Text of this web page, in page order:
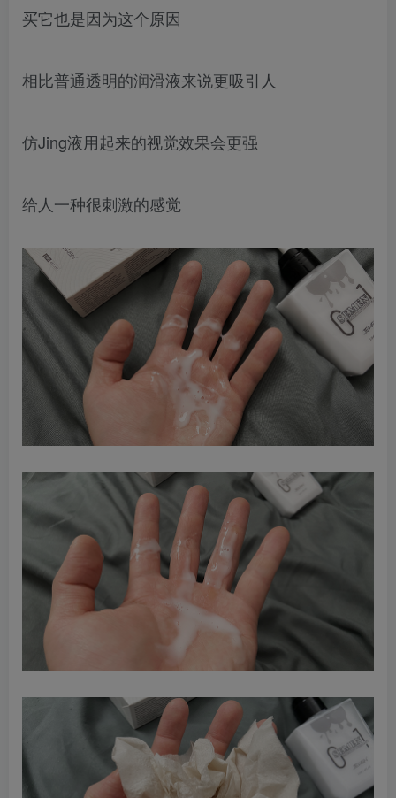
买它也是因为这个原因
相比普通透明的润滑液来说更吸引人
仿Jing液用起来的视觉效果会更强
给人一种很刺激的感觉